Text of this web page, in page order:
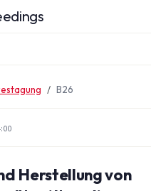
B26
Herstellung von